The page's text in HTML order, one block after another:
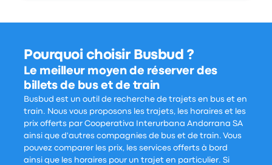
Pourquoi choisir Busbud ?
Le meilleur moyen de réserver des
billets de bus et de train
Busbud est un outil de recherche de trajets en bus et en
train. Nous vous proposons les trajets, les horaires et les
prix offerts par Cooperativa Interurbana Andorrana SA
ainsi que d'autres compagnies de bus et de train. Vous
pouvez comparer les prix, les services offerts à bord
ainsi que les horaires pour un trajet en particulier. Si